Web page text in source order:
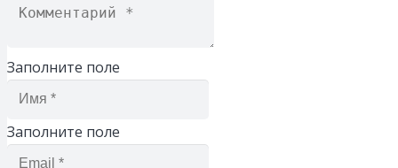
Заполните поле
Заполните поле